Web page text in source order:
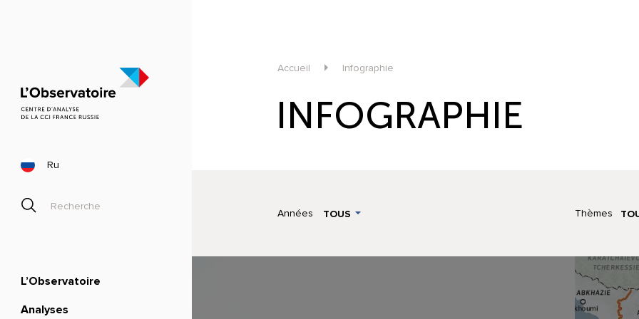
Ru
L’Observatoire
Analyses
Accueil Infographie
INFOGRAPHIE
Années TOUS Thèmes